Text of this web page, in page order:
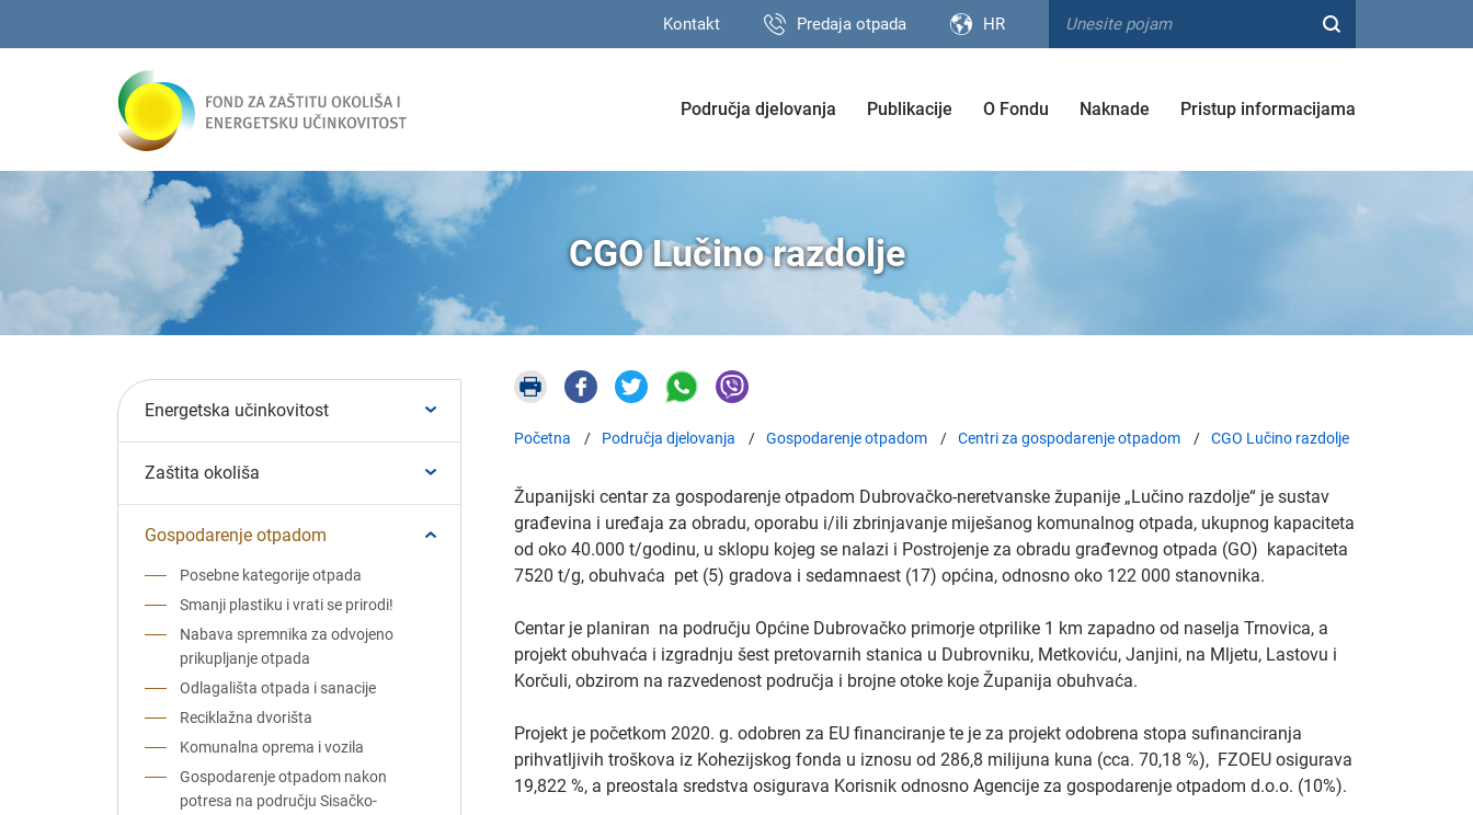
Kontakt Predaja otpada HR
Područja djelovanja Publikacije O Fondu Naknade Pristup informacijama
CGO Lučino razdolje
Energetska učinkovitost
Zaštita okoliša
Gospodarenje otpadom
Posebne kategorije otpada
Smanji plastiku i vrati se prirodi!
Nabava spremnika za odvojeno
prikupljanje otpada
Odlagališta otpada i sanacije
Reciklažna dvorišta
Komunalna oprema i vozila
Gospodarenje otpadom nakon
potresa na području Sisačko-
Početna Područja djelovanja Gospodarenje otpadom Centri za gospodarenje otpadom CGO Lučino razdolje
Županijski centar za gospodarenje otpadom Dubrovačko-neretvanske županije „Lučino razdolje“ je sustav
građevina i uređaja za obradu, oporabu i/ili zbrinjavanje miješanog komunalnog otpada, ukupnog kapaciteta
od oko 40.000 t/godinu, u sklopu kojeg se nalazi i Postrojenje za obradu građevnog otpada (GO) kapaciteta
7520 t/g, obuhvaća pet (5) gradova i sedamnaest (17) općina, odnosno oko 122 000 stanovnika.
Centar je planiran na području Općine Dubrovačko primorje otprilike 1 km zapadno od naselja Trnovica, a
projekt obuhvaća i izgradnju šest pretovarnih stanica u Dubrovniku, Metkoviću, Janjini, na Mljetu, Lastovu i
Korčuli, obzirom na razvedenost područja i brojne otoke koje Županija obuhvaća.
Projekt je početkom 2020. g. odobren za EU financiranje te je za projekt odobrena stopa sufinanciranja
prihvatljivih troškova iz Kohezijskog fonda u iznosu od 286,8 milijuna kuna (cca. 70,18 %), FZOEU osigurava
19,822 %, a preostala sredstva osigurava Korisnik odnosno Agencije za gospodarenje otpadom d.o.o. (10%).